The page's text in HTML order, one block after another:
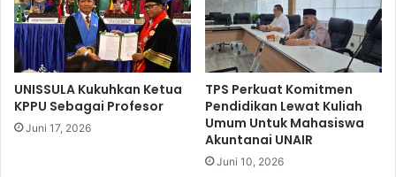
r
S
u
r
a
b
a
n
g
a
G
u
n
UNISSULA Kukuhkan Ketua
KPPU Sebagai Profesor
Juni 17, 2026
TPS Perkuat Komitmen
Pendidikan Lewat Kuliah
Umum Untuk Mahasiswa
Akuntanai UNAIR
Juni 10, 2026